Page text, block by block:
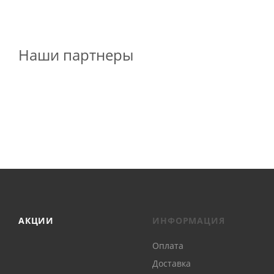
Наши партнеры
АКЦИИ ИНФОРМАЦИЯ
Оплата
Доставка